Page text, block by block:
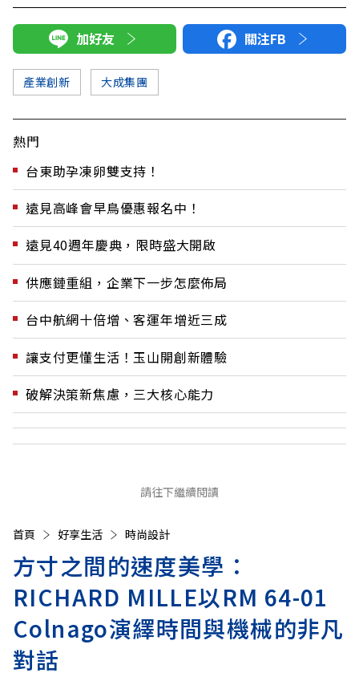
加好友 關注FB
產業創新 大成集團
熱門
台東助孕凍卵雙支持！
遠見高峰會早鳥優惠報名中！
遠見40週年慶典，限時盛大開啟
供應鏈重組，企業下一步怎麼佈局
台中航網十倍增、客運年增近三成
讓支付更懂生活！玉山開創新體驗
破解決策新焦慮，三大核心能力
請往下繼續閱讀
首頁 好享生活 時尚設計
方寸之間的速度美學：
RICHARD MILLE以RM 64-01
Colnago演繹時間與機械的非凡
對話